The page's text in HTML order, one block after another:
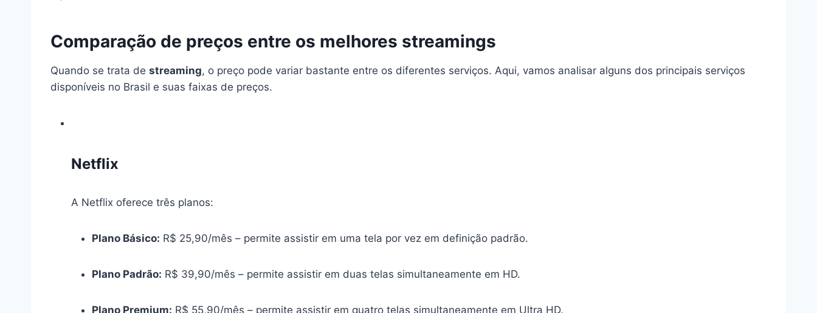
Comparação de preços entre os melhores streamings
Quando se trata de streaming, o preço pode variar bastante entre os diferentes serviços. Aqui, vamos analisar alguns dos principais serviços
disponíveis no Brasil e suas faixas de preços.
Netflix
A Netflix oferece três planos:
Plano Básico: R$ 25,90/mês – permite assistir em uma tela por vez em definição padrão.
Plano Padrão: R$ 39,90/mês – permite assistir em duas telas simultaneamente em HD.
Plano Premium: R$ 55,90/mês – permite assistir em quatro telas simultaneamente em Ultra HD.